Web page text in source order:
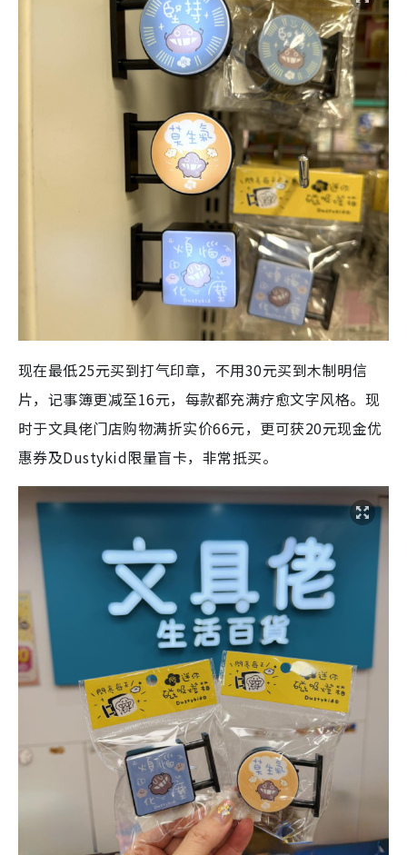
现在最低25元买到打气印章，不用30元买到木制明信
片，记事簿更减至16元，每款都充满疗愈文字风格。现
时于文具佬门店购物满折实价66元，更可获20元现金优
惠券及Dustykid限量盲卡，非常抵买。